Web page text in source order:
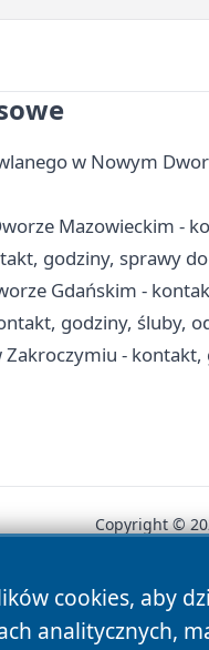
w Nowym
Mazowieckim -
godziny, sprawy do
Gdańskim -
godziny, śluby,
Zakroczymiu -
cookies, aby
analitycznych,
Copyright ©
News